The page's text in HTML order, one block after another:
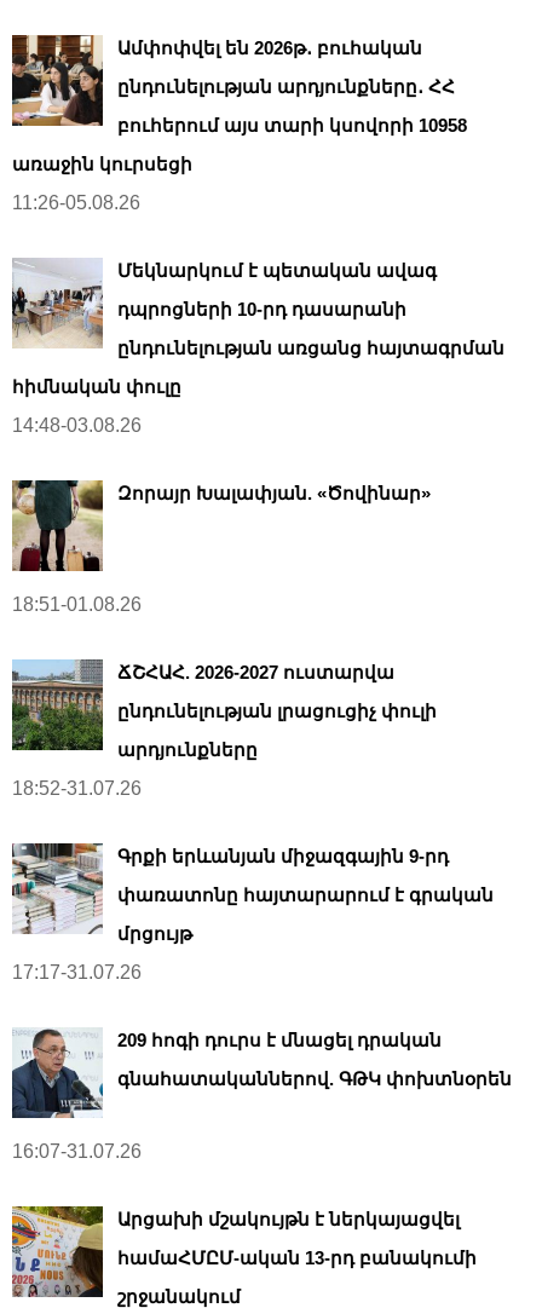
Ամփոփվել են 2026թ․ բուհական
ընդունելության արդյունքները․ ՀՀ
բուհերում այս տարի կսովորի 10958
առաջին կուրսեցի
11:26-05.08.26
Մեկնարկում է պետական ավագ
դպրոցների 10-րդ դասարանի
ընդունելության առցանց հայտագրման
հիմնական փուլը
14:48-03.08.26
Զորայր Խալափյան. «Ծովինար»
18:51-01.08.26
ՃՇՀԱՀ. 2026-2027 ուստարվա
ընդունելության լրացուցիչ փուլի
արդյունքները
18:52-31.07.26
Գրքի երևանյան միջազգային 9-րդ
փառատոնը հայտարարում է գրական
մրցույթ
17:17-31.07.26
209 հոգի դուրս է մնացել դրական
գնահատականներով. ԳԹԿ փոխտնօրեն
16:07-31.07.26
Արցախի մշակույթն է ներկայացվել
համաՀՄԸՄ-ական 13-րդ բանակումի
շրջանակում